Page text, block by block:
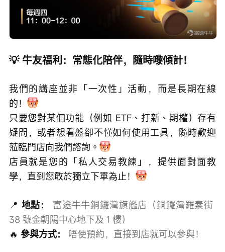
💡 牛友福利：常態化陪伴，隨時嚟傾計！
我們的講座並非「一次性」活動，而是長期在線
的！
只要您對某個功能（例如 ETF、打新、期權）存有
疑問，或者想看盤卻不懂如何使用工具，隨時歡迎
蒞臨門店向我們諮詢。
店員就是您的「私人交易教練」，提供面對面教
學，直到您敢於獨立下單為止！
📍 地點：
富途牛牛銅鑼灣旗艦店（銅鑼灣羅素街
38 號金朝陽中心地下及 1 樓）
🔥 參與方式： 唔使預約，直接到店就可以參與！